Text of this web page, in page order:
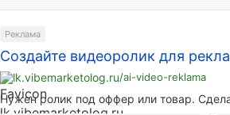
Реклама
Создайте видеоролик для
lk.vibemarketolog.ru/ai-video-reklama
Нужен ролик под оффер или товар.